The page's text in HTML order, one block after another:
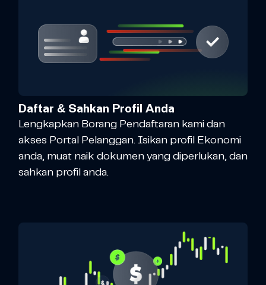
Daftar & Sahkan Profil Anda
Lengkapkan Borang Pendaftaran kami dan
akses Portal Pelanggan. Isikan profil Ekonomi
anda, muat naik dokumen yang diperlukan, dan
sahkan profil anda.